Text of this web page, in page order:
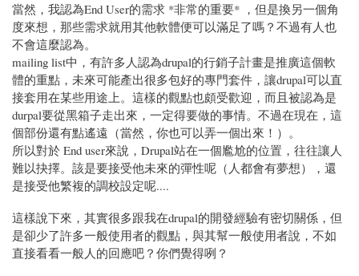
當然，我認為End User的需求 *非常的重要* ，但是換另一個角
度來想，那些需求就用其他軟體便可以滿足了嗎？不過有人也
不會這麼認為。
mailing list中，有許多人認為drupal的行銷子計畫是推廣這個軟
體的重點，未來可能產出很多包好的專門套件，讓drupal可以直
接套用在某些用途上。這樣的觀點也頗受歡迎，而且被認為是
durpal要從黑箱子走出來，一定得要做的事情。不過在現在，這
個部份還有點遙遠（當然，你也可以弄一個出來！）。
所以對於 End user來說，Drupal站在一個尷尬的位置，往往讓人
難以抉擇。該是要接受他未來的彈性呢（人都會有夢想），還
是接受他繁複的調校設定呢....
這樣說下來，其實很多跟我在drupal的開發經驗有密切關係，但
是卻少了許多一般使用者的觀點，與其幫一般使用者說，不如
直接看看一般人的回應吧？你們覺得咧？